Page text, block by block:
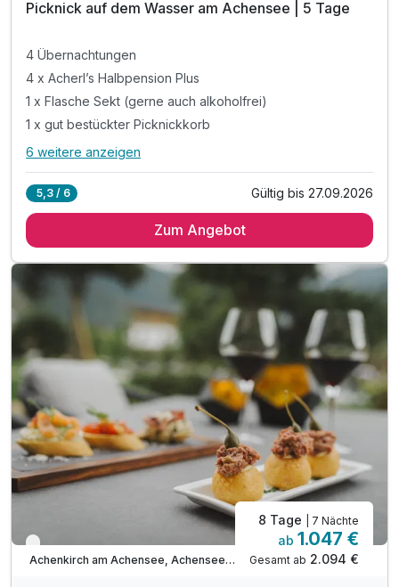
2 Erwachsene und 2 Kinder
Picknick auf dem Wasser am Achensee | 5 Tage
4 Übernachtungen
4 x Acherl’s Halbpension Plus
1 x Flasche Sekt (gerne auch alkoholfrei)
1 x gut bestückter Picknickkorb
Alle Inklusivleistungen
4 x Acherl’s Halbpension Plus
1 x gut bestückter Picknickkorb
inkl. Achenseecard
inkl. Nutzung privates Elektroboot
inkl. Nutzung Wellness & Spa
inkl. Early Check In & Late Check out
inkl. geführte Wanderungen Montag bis Freitag
inkl. Kostenfreie Nutzung der Öffis
6 weitere anzeigen
5,3 / 6 Gültig bis 27.09.2026
Zum Angebot
Nur noch bis Oktober
Achenkirch am Achensee, Achensee Region
8 Tage | 7 Nächte
ab 1.047 €
Gesamt ab 2.094 €